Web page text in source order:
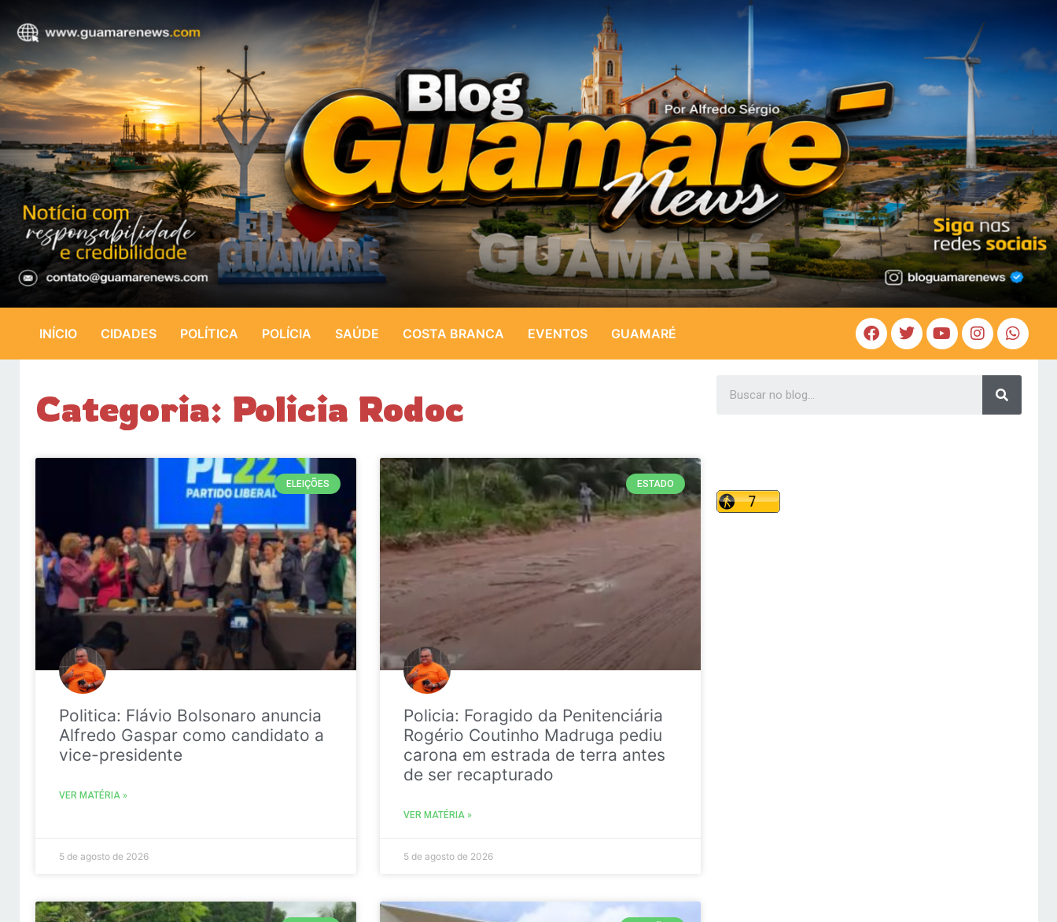
INÍCIO CIDADES POLÍTICA POLÍCIA SAÚDE COSTA BRANCA EVENTOS GUAMARÉ
Categoria: Policia Rodoc
ELEIÇÕES
Politica: Flávio Bolsonaro anuncia
Alfredo Gaspar como candidato a
vice-presidente
VER MATÉRIA »
5 de agosto de 2026
ESTADO
Policia: Foragido da Penitenciária
Rogério Coutinho Madruga pediu
carona em estrada de terra antes
de ser recapturado
VER MATÉRIA »
5 de agosto de 2026